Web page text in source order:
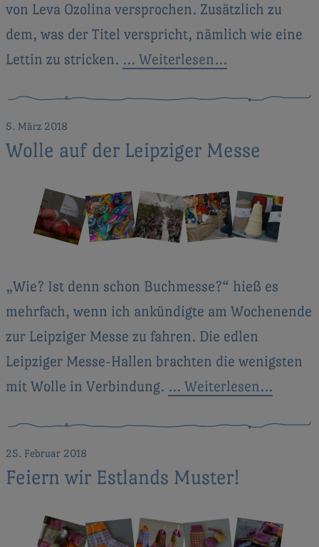
von Leva Ozolina versprochen. Zusätzlich zu
dem, was der Titel verspricht, nämlich wie eine
Lettin zu stricken. … Weiterlesen…
5. März 2018
Wolle auf der Leipziger Messe
„Wie? Ist denn schon Buchmesse?“ hieß es
mehrfach, wenn ich ankündigte am Wochenende
zur Leipziger Messe zu fahren. Die edlen
Leipziger Messe-Hallen brachten die wenigsten
mit Wolle in Verbindung. … Weiterlesen…
25. Februar 2018
Feiern wir Estlands Muster!